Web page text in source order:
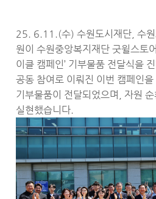
25. 6.11.(수) 수원도시재단, 수
원이 수원중앙복지재단 굿윌스토
이클 캠페인’ 기부물품 전달식을
공동 참여로 이뤄진 이번 캠페인
기부물품이 전달되었으며, 자원
실현했습니다.